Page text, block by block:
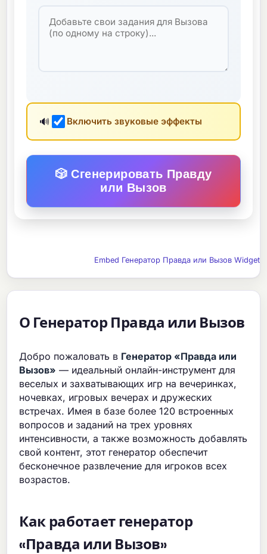
🔊 Включить звуковые эффекты
🎲 Сгенерировать Правду
или Вызов
Embed Генератор Правда или Вызов Widget
О Генератор Правда или Вызов
Добро пожаловать в Генератор «Правда или
Вызов» — идеальный онлайн-инструмент для
веселых и захватывающих игр на вечеринках,
ночевках, игровых вечерах и дружеских
встречах. Имея в базе более 120 встроенных
вопросов и заданий на трех уровнях
интенсивности, а также возможность добавлять
свой контент, этот генератор обеспечит
бесконечное развлечение для игроков всех
возрастов.
Как работает генератор
«Правда или Вызов»